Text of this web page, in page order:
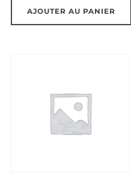
AJOUTER AU PANIER